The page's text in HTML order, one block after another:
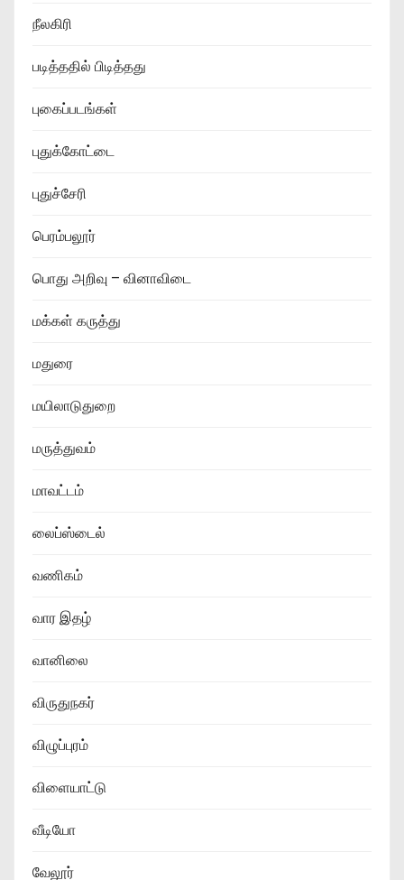
நீலகிரி
படித்ததில் பிடித்தது
புகைப்படங்கள்
புதுக்கோட்டை
புதுச்சேரி
பெரம்பலூர்
பொது அறிவு – வினாவிடை
மக்கள் கருத்து
மதுரை
மயிலாடுதுறை
மருத்துவம்
மாவட்டம்
லைப்ஸ்டைல்
வணிகம்
வார இதழ்
வானிலை
விருதுநகர்
விழுப்புரம்
விளையாட்டு
வீடியோ
வேலூர்